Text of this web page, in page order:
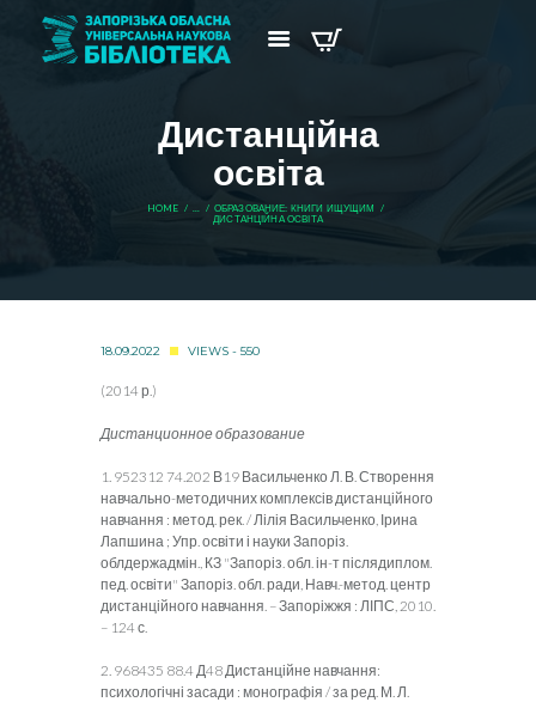
Дистанційна
освіта
HOME ...
ОБРАЗОВАНИЕ: КНИГИ ИЩУЩИМ
ДИСТАНЦІЙНА ОСВІТА
18.09.2022 VIEWS - 550
(2014 р.)
Дистанционное образование
1. 952312 74.202 В19 Васильченко Л. В. Створення
навчально-методичних комплексів дистанційного
навчання : метод. рек. / Лілія Васильченко, Ірина
Лапшина ; Упр. освіти і науки Запоріз.
облдержадмін., КЗ "Запоріз. обл. ін-т післядиплом.
пед. освіти" Запоріз. обл. ради, Навч.-метод. центр
дистанційного навчання. – Запоріжжя : ЛІПС, 2010.
– 124 с.
2. 968435 88.4 Д48 Дистанційне навчання:
психологічні засади : монографія / за ред. М. Л.